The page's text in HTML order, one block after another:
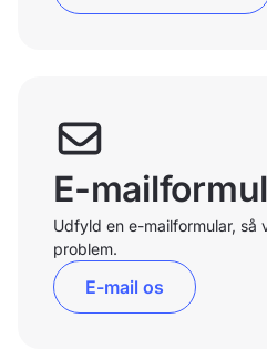
E-
Udfyld en e-mailformular,
problem.
E-mail os